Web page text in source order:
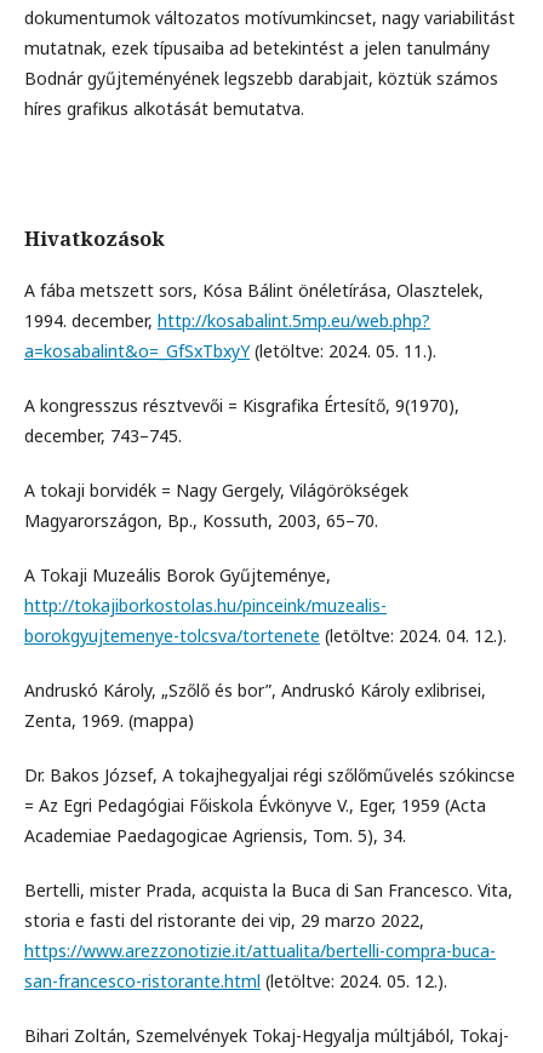
dokumentumok változatos motívumkincset, nagy variabilitást
mutatnak, ezek típusaiba ad betekintést a jelen tanulmány
Bodnár gyűjteményének legszebb darabjait, köztük számos
híres grafikus alkotását bemutatva.
Hivatkozások
A fába metszett sors, Kósa Bálint önéletírása, Olasztelek,
1994. december, http://kosabalint.5mp.eu/web.php?
a=kosabalint&o=_GfSxTbxyY(letöltve: 2024. 05. 11.).
A kongresszus résztvevői = Kisgrafika Értesítő, 9(1970),
december, 743–745.
A tokaji borvidék = Nagy Gergely, Világörökségek
Magyarországon, Bp., Kossuth, 2003, 65–70.
A Tokaji Muzeális Borok Gyűjteménye,
http://tokajiborkostolas.hu/pinceink/muzealis-
borokgyujtemenye-tolcsva/tortenete (letöltve: 2024. 04. 12.).
Andruskó Károly, „Szőlő és bor”, Andruskó Károly exlibrisei,
Zenta, 1969. (mappa)
Dr. Bakos József, A tokajhegyaljai régi szőlőművelés szókincse
= Az Egri Pedagógiai Főiskola Évkönyve V., Eger, 1959 (Acta
Academiae Paedagogicae Agriensis, Tom. 5), 34.
Bertelli, mister Prada, acquista la Buca di San Francesco. Vita,
storia e fasti del ristorante dei vip, 29 marzo 2022,
https://www.arezzonotizie.it/attualita/bertelli-compra-buca-
san-francesco-ristorante.html (letöltve: 2024. 05. 12.).
Bihari Zoltán, Szemelvények Tokaj-Hegyalja múltjából, Tokaj-